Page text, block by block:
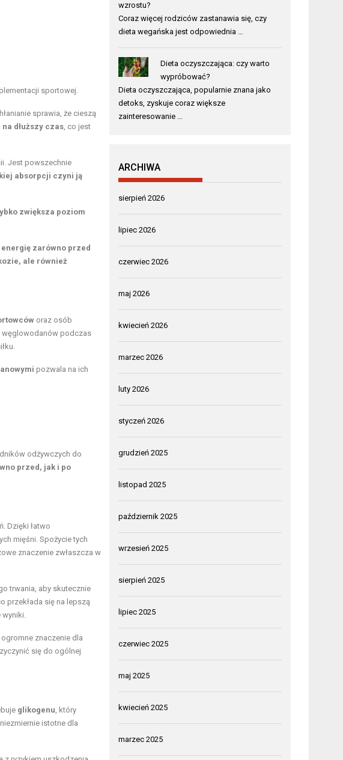
sportowej.
sprawia, że cieszą
dłuższy czas, co jest
Jest powszechnie
absorpcji czyni ją
zwiększa poziom
zarówno przed
ale również
oraz osób
węglowodanów podczas
pozwala na ich
odżywczych do
przed, jak i po
Dzięki łatwo
mięśni. Spożycie tych
znaczenie zwłaszcza w
trwania, aby skutecznie
przekłada się na lepszą
wyniki.
znaczenie dla
się do ogólnej
glikogenu, który
istotne dla
wzrostu?
Coraz więcej rodziców zastanawia się, czy
dieta wegańska jest odpowiednia …
Dieta oczyszczająca: czy warto
wypróbować?
Dieta oczyszczająca, popularnie znana jako
detoks, zyskuje coraz większe
zainteresowanie …
ARCHIWA
sierpień 2026
lipiec 2026
czerwiec 2026
maj 2026
kwiecień 2026
marzec 2026
luty 2026
styczeń 2026
grudzień 2025
listopad 2025
październik 2025
wrzesień 2025
sierpień 2025
lipiec 2025
czerwiec 2025
maj 2025
kwiecień 2025
marzec 2025